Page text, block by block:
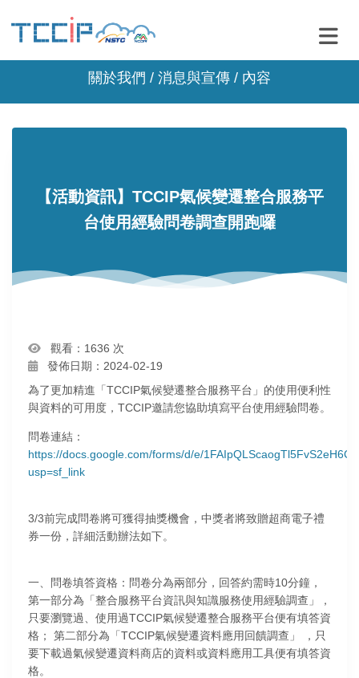
關於我們 / 消息與宣傳 / 內容
【活動資訊】TCCIP氣候變遷整合服務平
台使用經驗問卷調查開跑囉
觀看：1636 次
發佈日期：2024-02-19
為了更加精進「TCCIP氣候變遷整合服務平台」的使用便利性
與資料的可用度，TCCIP邀請您協助填寫平台使用經驗問卷。
問卷連結：
https://docs.google.com/forms/d/e/
usp=sf_link
3/3前完成問卷將可獲得抽獎機會，中獎者將致贈超商電子禮
券一份，詳細活動辦法如下。
一、問卷填答資格：問卷分為兩部分，回答約需時10分鐘，
第一部分為「整合服務平台資訊與知識服務使用經驗調查」，
只要瀏覽過、使用過TCCIP氣候變遷整合服務平台便有填答資
格； 第二部分為「TCCIP氣候變遷資料應用回饋調查」 ，只
要下載過氣候變遷資料商店的資料或資料應用工具便有填答資
格。